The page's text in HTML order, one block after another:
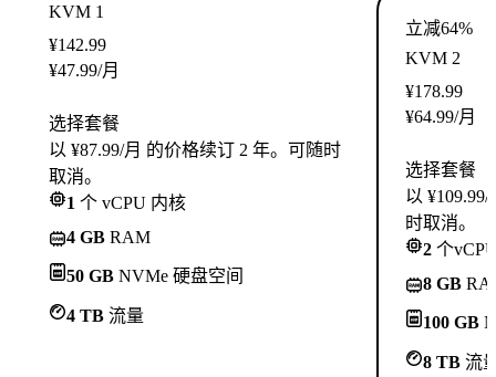
KVM 1
¥142.99
¥47.99/月
选择套餐
以 ¥87.99/月 的价格续订 2 年。可随时
取消。
1 个 vCPU 内核
4 GB RAM
50 GB NVMe 硬盘空间
4 TB 流量
立减64%
KVM 2
¥178.99
¥64.99/月
选择套餐
以
时取消。
2 个
8 GB
100 GB
8 TB 流